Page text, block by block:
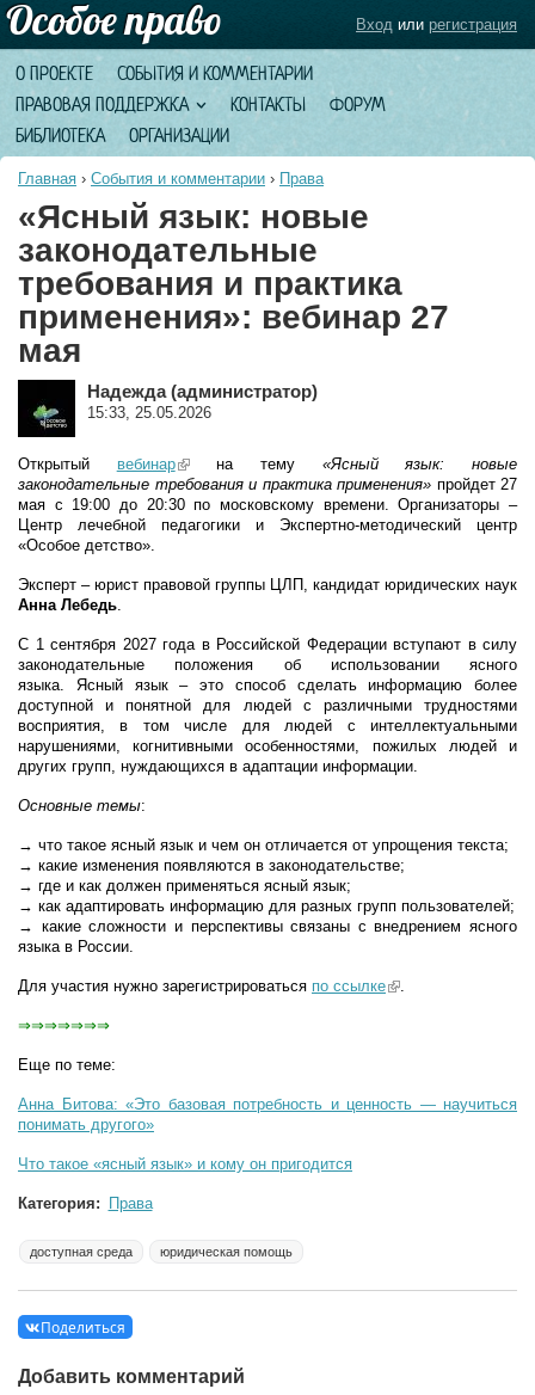
О ПРОЕКТЕ
СОБЫТИЯ И КОММЕНТАРИИ
ПРАВОВАЯ ПОДДЕРЖКА
КОНТАКТЫ
ФОРУМ
БИБЛИОТЕКА
ОРГАНИЗАЦИИ
Вход или регистрация
Главная › События и комментарии › Права
«Ясный язык: новые
законодательные
требования и практика
применения»: вебинар 27
мая
Надежда (администратор)
15:33, 25.05.2026
Открытый вебинар(link is external)
на тему «Ясный язык: новые
законодательные требования и практика применения» пройдет 27
мая с 19:00 до 20:30 по московскому времени. Организаторы –
Центр лечебной педагогики и Экспертно-методический центр
«Особое детство».
Эксперт – юрист правовой группы ЦЛП, кандидат юридических наук
Анна Лебедь.
С 1 сентября 2027 года в Российской Федерации вступают в силу
законодательные положения об использовании ясного
языка. Ясный язык – это способ сделать информацию более
доступной и понятной для людей с различными трудностями
восприятия, в том числе для людей с интеллектуальными
нарушениями, когнитивными особенностями, пожилых людей и
других групп, нуждающихся в адаптации информации.
Основные темы:
→ что такое ясный язык и чем он отличается от упрощения текста;
→ какие изменения появляются в законодательстве;
→ где и как должен применяться ясный язык;
→ как адаптировать информацию для разных групп пользователей;
→ какие сложности и перспективы связаны с внедрением ясного
языка в России.
Для участия нужно зарегистрироваться по ссылке(link is external)
.
⇒⇒⇒⇒⇒⇒⇒
Еще по теме:
Анна Битова: «Это базовая потребность и ценность — научиться
понимать другого»
Что такое «ясный язык» и кому он пригодится
Категория: Права
доступная среда юридическая помощь
Поделиться
Добавить комментарий